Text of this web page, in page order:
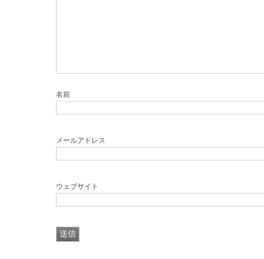
名前
メールアドレス
ウェブサイト